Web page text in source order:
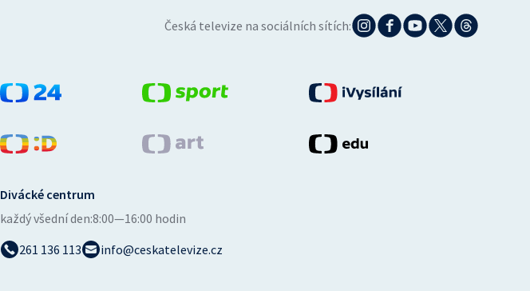
Česká televize na sociálních sítích:
Divácké centrum
každý všední den:8:00—16:00 hodin
261 136 113
info@ceskatelevize.cz